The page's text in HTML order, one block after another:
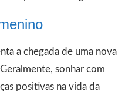
a chegada de uma nova
sonhar com
positivas na vida da